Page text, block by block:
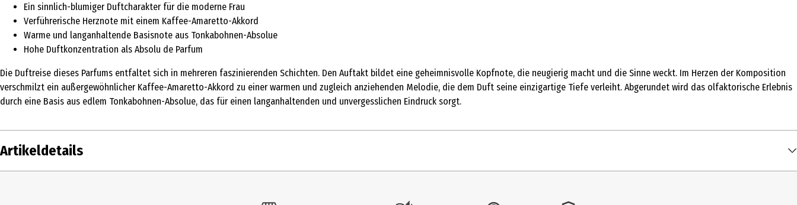
Ein sinnlich-blumiger Duftcharakter für die moderne Frau
Verführerische Herznote mit einem Kaffee-Amaretto-Akkord
Warme und langanhaltende Basisnote aus Tonkabohnen-Absolue
Hohe Duftkonzentration als Absolu de Parfum
Die Duftreise dieses Parfums entfaltet sich in mehreren faszinierenden Schichten. Den Auftakt bildet eine geheimnisvolle Kopfnote, die neugierig macht und die Sinne weckt. Im Herzen der Komposition
verschmilzt ein außergewöhnlicher Kaffee-Amaretto-Akkord zu einer warmen und zugleich anziehenden Melodie, die dem Duft seine einzigartige Tiefe verleiht. Abgerundet wird das olfaktorische Erlebnis
durch eine Basis aus edlem Tonkabohnen-Absolue, das für einen langanhaltenden und unvergesslichen Eindruck sorgt.
Artikeldetails